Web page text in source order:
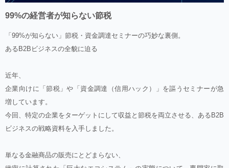
99%の経営者が知らない節税
「99%が知らない」節税・資金調達セミナーの巧妙な裏側。
あるB2Bビジネスの全貌に迫る
近年、
企業向けに「節税」や「資金調達（信用ハック）」を謳うセミナーが急
増しています。
今回、特定の企業をターゲットにして収益と節税を両立させる、あるB2B
ビジネスの戦略資料を入手しました。
単なる金融商品の販売にとどまらない、